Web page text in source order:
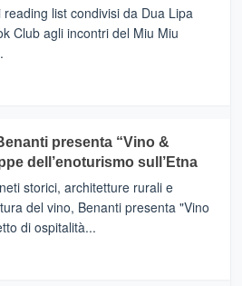
list condivisi da Dua Lipa
Club agli incontri del Miu Miu
presenta “Vino &
dell’enoturismo sull’Etna
storici, architetture rurali e
del vino, Benanti presenta "Vino
di ospitalità...